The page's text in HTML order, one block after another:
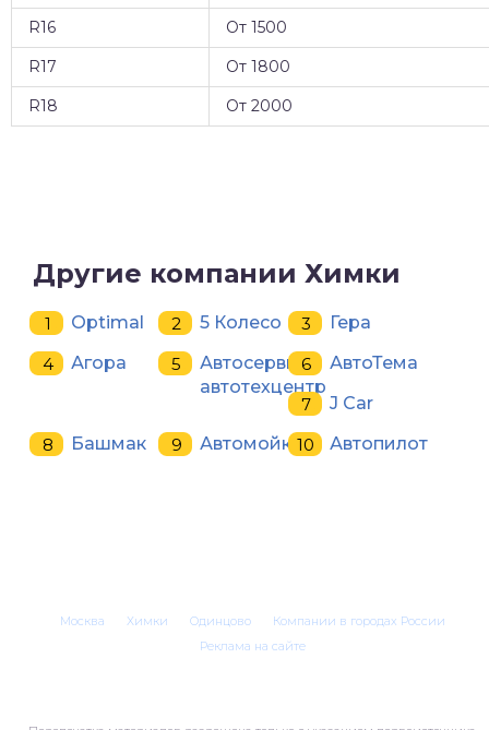
R16
От 1500
R17
От 1800
R18
От 2000
Другие компании Химки
Optimal 5 Колесо
Гера
Агора
Автосервис,
автотехцентр
АвтоТема
J Car
Башмак
Автомойка Автопилот
Москва Химки Одинцово
Компании в городах России
Реклама на сайте